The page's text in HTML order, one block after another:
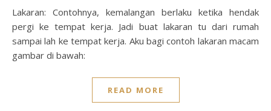
Lakaran: Contohnya, kemalangan berlaku ketika hendak
pergi ke tempat kerja. Jadi buat lakaran tu dari rumah
sampai lah ke tempat kerja. Aku bagi contoh lakaran macam
gambar di bawah:
READ MORE